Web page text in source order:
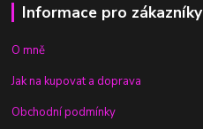
Informace pro zákazníky
O mně
Jak na kupovat a doprava
Obchodní podmínky